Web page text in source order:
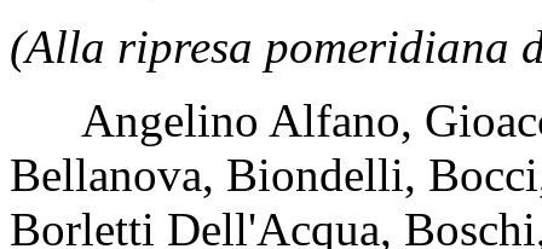
(Alla ripresa pomeridiana
Angelino Alfano,
Bellanova, Biondelli,
Borletti Dell'Acqua,